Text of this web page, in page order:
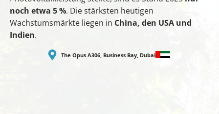
noch etwa 5 %. Die stärksten heutigen
Wachstumsmärkte liegen in China, den USA und
Indien.
The Opus A306, Business Bay, Dubai